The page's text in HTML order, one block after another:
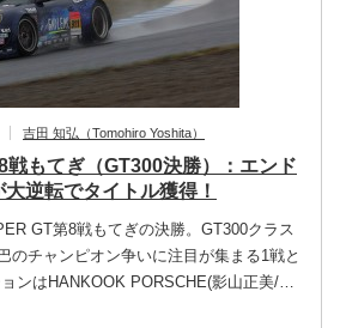
吉田 知弘（Tomohiro Yoshita）
戦もてぎ（GT300決勝）：エンド
逆転でタイトル獲得！
GT第8戦もてぎの決勝。GT300クラス
のチャンピオン争いに注目が集まる1戦と
ンはHANKOOK PORSCHE(影山正美/…